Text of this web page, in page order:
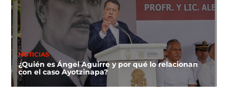
NOTICIAS
¿Quién es Ángel Aguirre y por qué lo relacionan
con el caso Ayotzinapa?